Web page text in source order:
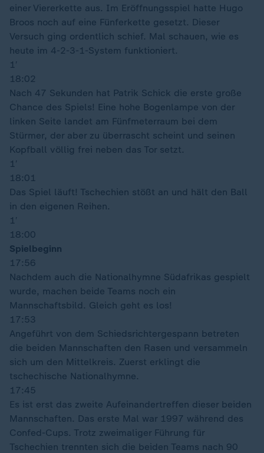
einer Viererkette aus. Im Eröffnungsspiel hatte Hugo
Broos noch auf eine Fünferkette gesetzt. Dieser
Versuch ging ordentlich schief. Mal schauen, wie es
heute im 4-2-3-1-System funktioniert.
1′
18:02
Nach 47 Sekunden hat Patrik Schick die erste große
Chance des Spiels! Eine hohe Bogenlampe von der
linken Seite landet am Fünfmeterraum bei dem
Stürmer, der aber zu überrascht scheint und seinen
Kopfball völlig frei neben das Tor setzt.
1′
18:01
Das Spiel läuft! Tschechien stößt an und hält den Ball
in den eigenen Reihen.
1′
18:00
Spielbeginn
17:56
Nachdem auch die Nationalhymne Südafrikas gespielt
wurde, machen beide Teams noch ein
Mannschaftsbild. Gleich geht es los!
17:53
Angeführt von dem Schiedsrichtergespann betreten
die beiden Mannschaften den Rasen und versammeln
sich um den Mittelkreis. Zuerst erklingt die
tschechische Nationalhymne.
17:45
Es ist erst das zweite Aufeinandertreffen dieser beiden
Mannschaften. Das erste Mal war 1997 während des
Confed-Cups. Trotz zweimaliger Führung für
Tschechien trennten sich die beiden Teams nach 90